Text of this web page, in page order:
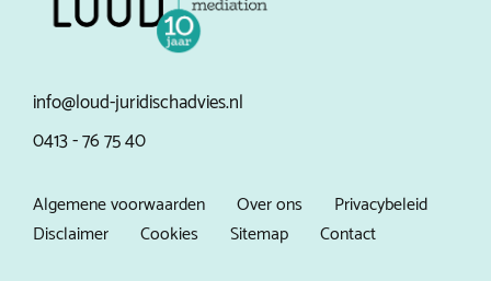
info@loud-juridischadvies.nl
0413 - 76 75 40
Algemene voorwaarden Over ons
Privacybeleid
Disclaimer
Cookies Sitemap Contact